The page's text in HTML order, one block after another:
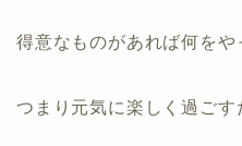
得意なものがあれば何をや
つまり元気に楽しく過ごす